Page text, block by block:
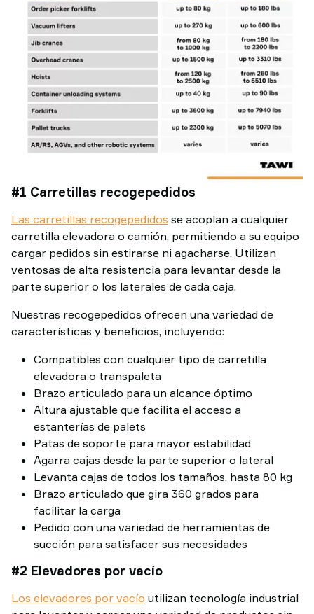
#1 Carretillas recogepedidos
Las carretillas recogepedidos se acoplan a cualquier
carretilla elevadora o camión, permitiendo a su equipo
cargar pedidos sin estirarse ni agacharse. Utilizan
ventosas de alta resistencia para levantar desde la
parte superior o los laterales de cada caja.
Nuestras recogepedidos ofrecen una variedad de
características y beneficios, incluyendo:
Compatibles con cualquier tipo de carretilla
elevadora o transpaleta
Brazo articulado para un alcance óptimo
Altura ajustable que facilita el acceso a
estanterías de palets
Patas de soporte para mayor estabilidad
Agarra cajas desde la parte superior o lateral
Levanta cajas de todos los tamaños, hasta 80 kg
Brazo articulado que gira 360 grados para
facilitar la carga
Pedido con una variedad de herramientas de
succión para satisfacer sus necesidades
#2 Elevadores por vacío
Los elevadores por vacío utilizan tecnología industrial